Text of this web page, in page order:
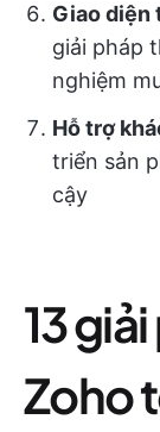
Giao diện
giải pháp
nghiệm
Hỗ trợ
triển sản
cậy
13
Zoho